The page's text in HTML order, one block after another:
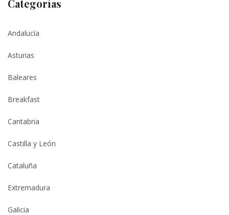
Categorías
Andalucía
Asturias
Baleares
Breakfast
Cantabria
Castilla y León
Cataluña
Extremadura
Galicia